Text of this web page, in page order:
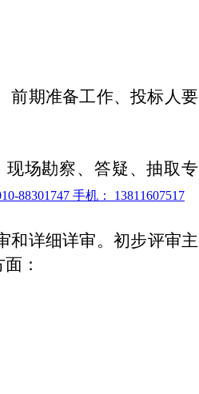
期准备工作、投标人要
场勘察、答疑、抽取专
和详细详审。初步评审主
：
88301747 手机： 13811607517